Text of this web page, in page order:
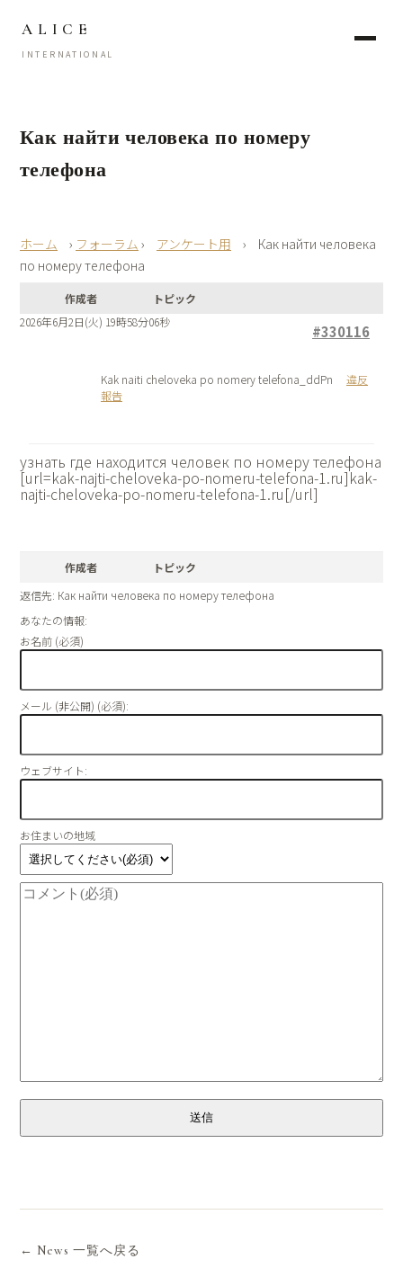
ALICE
INTERNATIONAL
Как найти человека по номеру
телефона
› フォーラム › アンケート用 ›
Как найти человека
по номеру телефона
作成者
トピック
2026年6月2日(火) 19時58分06秒
#330116
Kak naiti cheloveka po nomery telefona_ddPn
違反
報告
узнать где находится человек по номеру телефона
[url=kak-najti-cheloveka-po-nomeru-telefona-1.ru]kak-
najti-cheloveka-po-nomeru-telefona-1.ru[/url]
作成者
トピック
返信先: Как найти человека по номеру телефона
あなたの情報:
お名前 (必須)
メール (非公開) (必須):
ウェブサイト:
お住まいの地域
送信
← News 一覧へ戻る